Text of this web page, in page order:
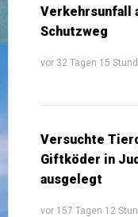
Verkehrsunfall
Schutzweg
vor 32 Tagen 15
Versuchte
Giftköder in
ausgelegt
vor 157 Tagen 12